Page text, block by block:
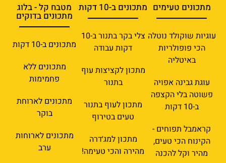
מתכונים טעימים
עוגיות שוקולד נוטלה
הכי פופולריות
באיטליה
עוגת גבינה אפויה
פשוטה בלי הקצפה
ב-10 דקות
קראמבל תפוחים -
הקינוח הכי טעים,
מהיר וקל להכנה
מתכונים ב-10 דקות
צלי בקר בתנור ב-10
דקות עבודה
מתכון לקציצות עוף
בתנור
מתכון לעוף בתנור
טעים בטירוף
מתכון למג׳דרה
מהירה והכי טעימה!
מטבח קל - בלוג
מתכונים בדוקים
מתכונים ב-10 דקות
מתכונים ללא
פחמימות
מתכונים לארוחת
בוקר
מתכונים לארוחות
ערב